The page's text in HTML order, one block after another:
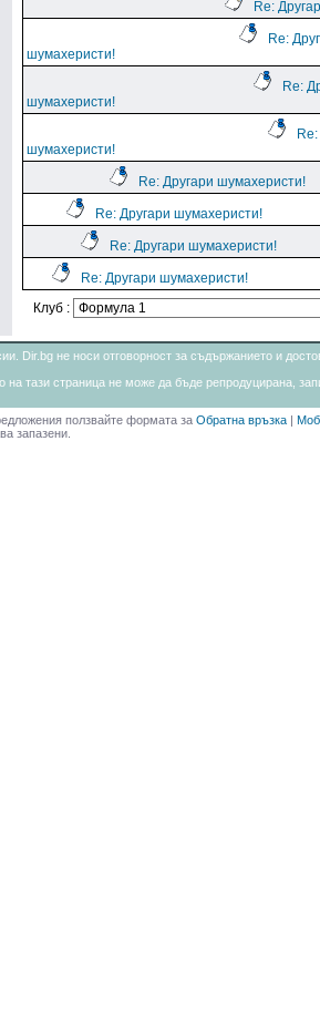
Re:
Re:
шумахеристи!
Re:
шумахеристи!
шумахеристи!
Re: Другари шумахеристи!
Re: Другари шумахеристи!
Re: Другари шумахеристи!
Re: Другари шумахеристи!
Клуб :
Dir.bg не носи отговорност за съдържанието и
на тази страница не може да бъде репродуцирана,
ползвайте формата за Обратна връзка |
запазени.